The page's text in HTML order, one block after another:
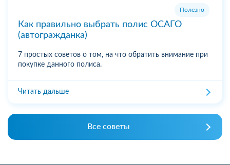
Полезно
Как правильно выбрать полис ОСАГО
(автогражданка)
7 простых советов о том, на что обратить внимание при
покупке данного полиса.
Читать дальше
Все советы